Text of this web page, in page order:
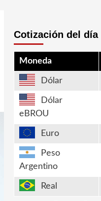
Cotización del día
Moneda
Dólar
Dólar
eBROU
Euro
Peso
Argentino
Real